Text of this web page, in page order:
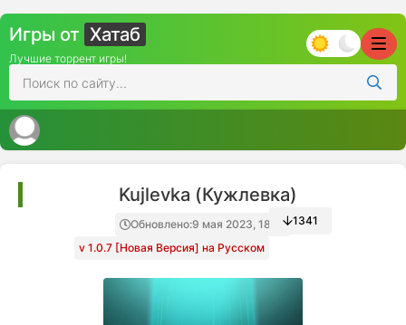
Игры от Хатаб
Лучшие торрент игры!
Kujlevka (Кужлевка)
Обновлено:9 мая 2023, 18:16
v 1.0.7 [Новая Версия] на Русском
1341